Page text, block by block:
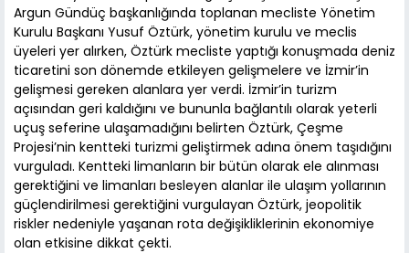
Argun Gündüç başkanlığında toplanan mecliste Yönetim
Kurulu Başkanı Yusuf Öztürk, yönetim kurulu ve meclis
üyeleri yer alırken, Öztürk mecliste yaptığı konuşmada deniz
ticaretini son dönemde etkileyen gelişmelere ve İzmir’in
gelişmesi gereken alanlara yer verdi. İzmir’in turizm
açısından geri kaldığını ve bununla bağlantılı olarak yeterli
uçuş seferine ulaşamadığını belirten Öztürk, Çeşme
Projesi’nin kentteki turizmi geliştirmek adına önem taşıdığını
vurguladı. Kentteki limanların bir bütün olarak ele alınması
gerektiğini ve limanları besleyen alanlar ile ulaşım yollarının
güçlendirilmesi gerektiğini vurgulayan Öztürk, jeopolitik
riskler nedeniyle yaşanan rota değişikliklerinin ekonomiye
olan etkisine dikkat çekti.